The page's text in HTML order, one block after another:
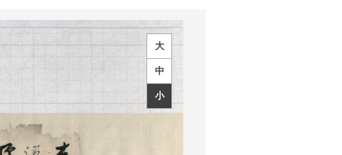
大
中
小